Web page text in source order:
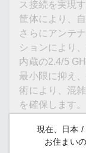
ス接続を実現
筐体により、
さらにアンテ
ションにより
内蔵の2.4/5
最小限に抑え
術により、混
を確保します。
また、
ル配線が現実
現在、日本 /
お住まい